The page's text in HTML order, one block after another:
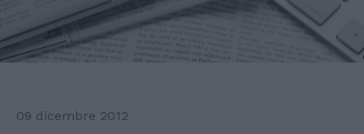
09 dicembre 2012